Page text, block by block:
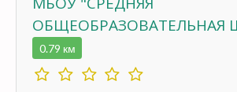
ОБЩЕОБРАЗОВАТЕЛЬНАЯ
0.79 км